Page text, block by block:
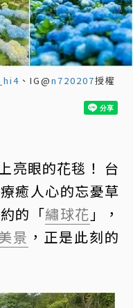
、IG@n720207授權
亮眼的花毯！ 台
癒人心的忘憂草
的「繡球花 」，
景 ，正是此刻的